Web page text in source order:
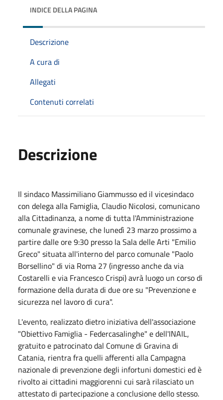
INDICE DELLA PAGINA
Descrizione
A cura di
Allegati
Contenuti correlati
Descrizione
Il sindaco Massimiliano Giammusso ed il vicesindaco
con delega alla Famiglia, Claudio Nicolosi, comunicano
alla Cittadinanza, a nome di tutta l'Amministrazione
comunale gravinese, che lunedì 23 marzo prossimo a
partire dalle ore 9:30 presso la Sala delle Arti "Emilio
Greco" situata all'interno del parco comunale "Paolo
Borsellino" di via Roma 27 (ingresso anche da via
Costarelli e via Francesco Crispi) avrà luogo un corso di
formazione della durata di due ore su "Prevenzione e
sicurezza nel lavoro di cura".
L'evento, realizzato dietro iniziativa dell'associazione
"Obiettivo Famiglia - Federcasalinghe" e dell'INAIL,
gratuito e patrocinato dal Comune di Gravina di
Catania, rientra fra quelli afferenti alla Campagna
nazionale di prevenzione degli infortuni domestici ed è
rivolto ai cittadini maggiorenni cui sarà rilasciato un
attestato di partecipazione a conclusione dello stesso.